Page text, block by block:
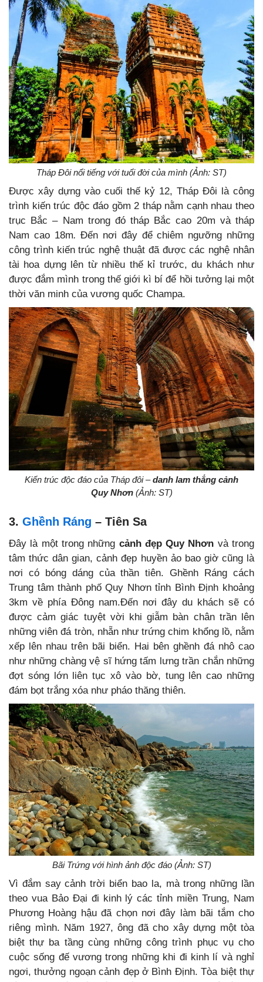
Tháp Đôi nổi tiếng với tuổi đời của mình (Ảnh: ST)
Được xây dựng vào cuối thế kỷ 12, Tháp Đôi là công
trình kiến trúc độc đáo gồm 2 tháp nằm cạnh nhau theo
trục Bắc – Nam trong đó tháp Bắc cao 20m và tháp
Nam cao 18m. Đến nơi đây để chiêm ngưỡng những
công trình kiến trúc nghệ thuật đã được các nghệ nhân
tài hoa dựng lên từ nhiều thế kỉ trước, du khách như
được đắm mình trong thế giới kì bí để hồi tưởng lại một
thời văn minh của vương quốc Champa.
Kiến trúc độc đáo của Tháp đôi –danh lam thắng cảnh
Quy Nhơn(Ảnh: ST)
3. Ghềnh Ráng – Tiên Sa
Đây là một trong những cảnh đẹp Quy Nhơn và trong
tâm thức dân gian, cảnh đẹp huyền ảo bao giờ cũng là
nơi có bóng dáng của thần tiên. Ghềnh Ráng cách
Trung tâm thành phố Quy Nhơn tỉnh Bình Định khoảng
3km về phía Đông nam.Đến nơi đây du khách sẽ có
được cảm giác tuyệt vời khi giẫm bàn chân trần lên
những viên đá tròn, nhẵn như trứng chim khổng lồ, nằm
xếp lên nhau trên bãi biển. Hai bên ghềnh đá nhô cao
như những chàng vệ sĩ hứng tấm lưng trần chắn những
đợt sóng lớn liên tục xô vào bờ, tung lên cao những
đám bọt trắng xóa như pháo thăng thiên.
Bãi Trứng với hình ảnh độc đáo (Ảnh: ST)
Vì đắm say cảnh trời biển bao la, mà trong những lần
theo vua Bảo Đại đi kinh lý các tỉnh miền Trung, Nam
Phương Hoàng hậu đã chọn nơi đây làm bãi tắm cho
riêng mình. Năm 1927, ông đã cho xây dựng một tòa
biệt thự ba tầng cùng những công trình phục vụ cho
cuộc sống đế vương trong những khi đi kinh lí và nghỉ
ngơi, thưởng ngoạn cảnh đẹp ở Bình Định. Tòa biệt thự